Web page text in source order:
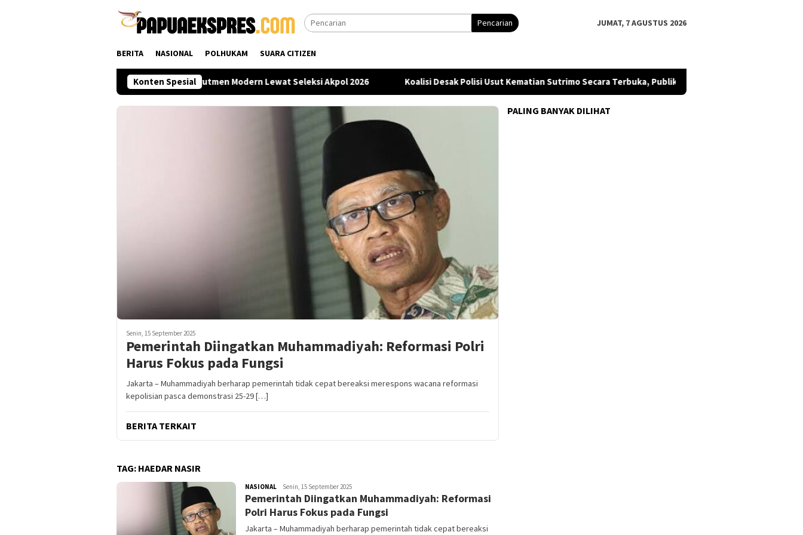
Pencarian JUMAT, 7 AGUSTUS 2026
BERITA NASIONAL POLHUKAM SUARA CITIZEN
Konten Spesial
Polri Perkuat Rekrutmen Modern Lewat Seleksi Akpol 2026 Koalisi Desak Polisi Usut Kematian Sutrimo Secara Terbuka, Publik Diminta Mengawal
Senin, 15 September 2025
Pemerintah Diingatkan Muhammadiyah: Reformasi Polri
Harus Fokus pada Fungsi
Jakarta – Muhammadiyah berharap pemerintah tidak cepat bereaksi merespons wacana reformasi
kepolisian pasca demonstrasi 25-29 […]
BERITA TERKAIT
TAG: HAEDAR NASIR
NASIONAL Redaktur
Senin, 15 September 2025
Pemerintah Diingatkan Muhammadiyah: Reformasi
Polri Harus Fokus pada Fungsi
Jakarta – Muhammadiyah berharap pemerintah tidak cepat bereaksi
PALING BANYAK DILIHAT